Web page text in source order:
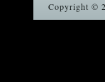
Copyright ©